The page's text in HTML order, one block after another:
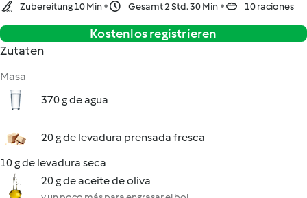
Zubereitung 10 Min Gesamt 2 Std. 30 Min 10 raciones
Kostenlos registrieren
Zutaten
Masa
370 g de agua
20 g de levadura prensada fresca
10 g de levadura seca
20 g de aceite de oliva